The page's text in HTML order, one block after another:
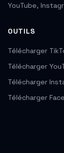
YouTube,
OUTILS
Télécharger
Télécharger
Télécharger
Télécharger